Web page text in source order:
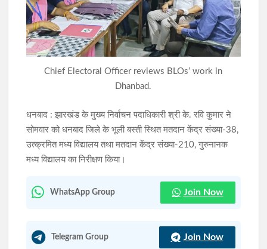
छाताबाद में फिर भू-धंसान का कहर, दर्जन भर घर जमींदोज; दहशत में लोग
टॉप-50 जिलाधिकारियों में बनाई जगह
Chief Electoral Officer reviews BLOs’ work in
Dhanbad.
धनबाद : झारखंड के मुख्य निर्वाचन पदाधिकारी श्री के. रवि कुमार ने
सोमवार को धनबाद जिले के भूली बस्ती स्थित मतदान केंद्र संख्या-38,
उत्क्रमित मध्य विद्यालय तथा मतदान केंद्र संख्या-210, गुरुनानक
मध्य विद्यालय का निरीक्षण किया।
WhatsApp Group Join Now
Telegram Group Join Now